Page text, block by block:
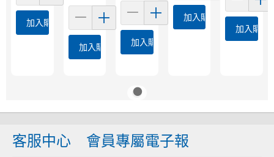
加入購物車
加入購物車 加入購物車
加入購物車
加入購物
客服中心 會員專屬電子報